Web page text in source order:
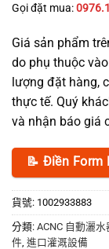
Gọi đặt mua:
Giá sản phẩm
do phụ thuộc
lượng đặt hàng,
thực tế. Quý
và nhận báo giá
📝 Điền Form
貨號: 1002933883
分類: ACNC 自動灑
件 進口灌溉設備